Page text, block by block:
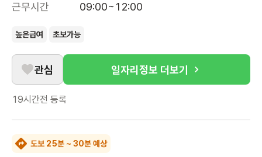
근무시간
09:00~12:00
높은급여 초보가능
관심 일자리정보 더보기
19시간전 등록
도보 25분 ~ 30분 예상